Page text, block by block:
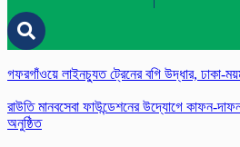
গফরগাঁওয়ে লাইনচ্যুত ট্রেনের বগি উদ্ধার, ঢাকা-
রাউতি মানবসেবা ফাউন্ডেশনের উদ্যোগে কাফন-
অনুষ্ঠিত